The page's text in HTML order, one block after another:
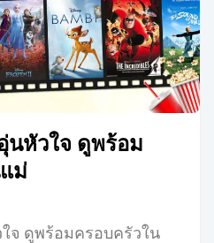
นหัวใจ ดูพร้อม
ม่
จ ดูพร้อมครอบครัวใน